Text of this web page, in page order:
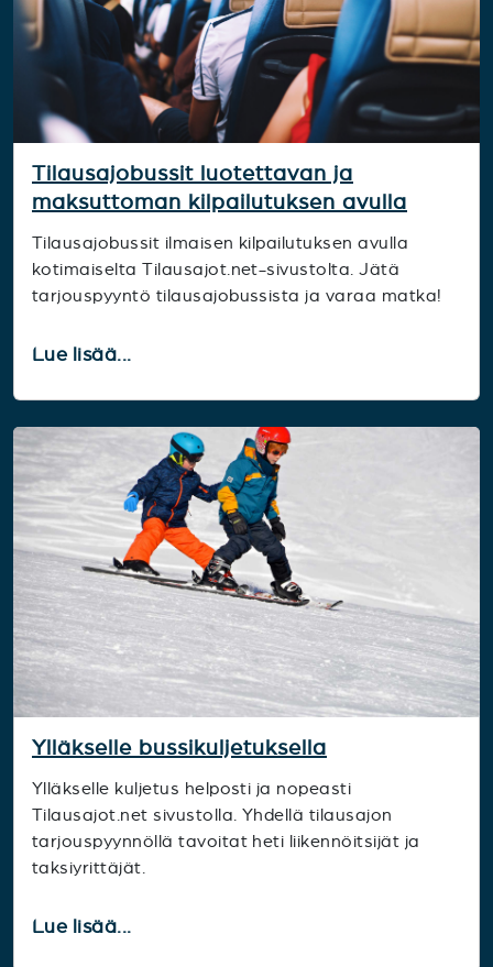
Tilausajobussit luotettavan ja
maksuttoman kilpailutuksen avulla
Tilausajobussit ilmaisen kilpailutuksen avulla
kotimaiselta Tilausajot.net-sivustolta. Jätä
tarjouspyyntö tilausajobussista ja varaa matka!
Lue lisää...
Ylläkselle bussikuljetuksella
Ylläkselle kuljetus helposti ja nopeasti
Tilausajot.net sivustolla. Yhdellä tilausajon
tarjouspyynnöllä tavoitat heti liikennöitsijät ja
taksiyrittäjät.
Lue lisää...